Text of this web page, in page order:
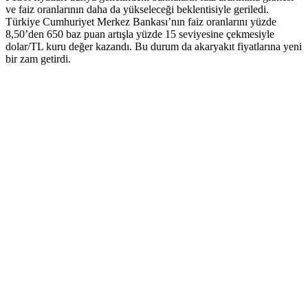
ve faiz oranlarının daha da yükseleceği beklentisiyle geriledi.
Türkiye Cumhuriyet Merkez Bankası’nın faiz oranlarını yüzde
8,50’den 650 baz puan artışla yüzde 15 seviyesine çekmesiyle
dolar/TL kuru değer kazandı. Bu durum da akaryakıt fiyatlarına yeni
bir zam getirdi.